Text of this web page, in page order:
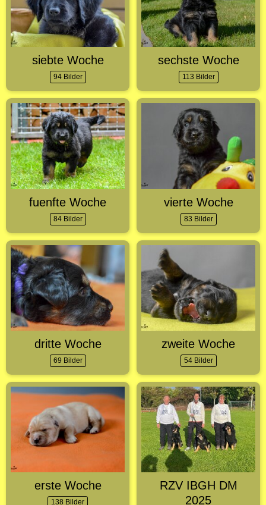
siebte Woche
94 Bilder
sechste Woche
113 Bilder
fuenfte Woche
84 Bilder
vierte Woche
83 Bilder
dritte Woche
69 Bilder
zweite Woche
54 Bilder
erste Woche
138 Bilder
RZV IBGH DM
2025